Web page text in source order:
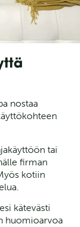
nostaa
tai
firman
kotiin
kätevästi
huomioarvoa